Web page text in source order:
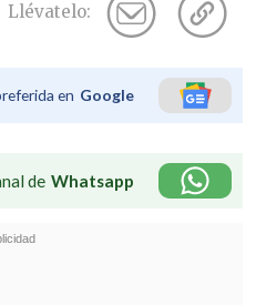
Llévatelo:
en Google
de Whatsapp